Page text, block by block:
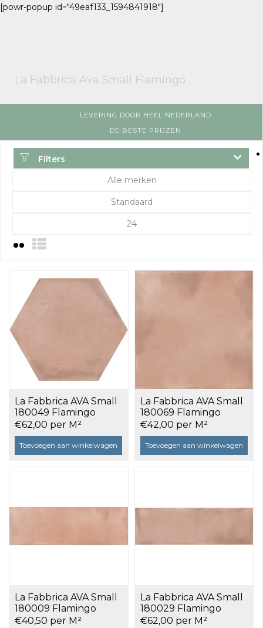
[powr-popup id="49eaf133_1594841918"]
La Fabbrica Ava Small Flamingo
LEVERING DOOR HEEL NEDERLAND
DE BESTE PRIJZEN
Filters
Alle merken
Standaard
24
La Fabbrica AVA Small
180049 Flamingo
hexagon 12,4x10,7 a 0,5
m²
€62,00 per M²
Toevoegen aan winkelwagen
La Fabbrica AVA Small
180069 Flamingo
10x10 a 0,5 m²
€42,00 per M²
Toevoegen aan winkelwagen
La Fabbrica AVA Small
180009 Flamingo
6,5x20 a 0,5 m²
€40,50 per M²
La Fabbrica AVA Small
180029 Flamingo
5,1x16,1 a 0,54 m²
€62,00 per M²